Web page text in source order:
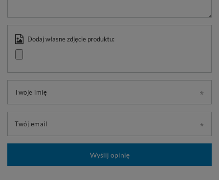
Dodaj własne zdjęcie produktu:
Twoje imię
Twój email
Wyślij opinię